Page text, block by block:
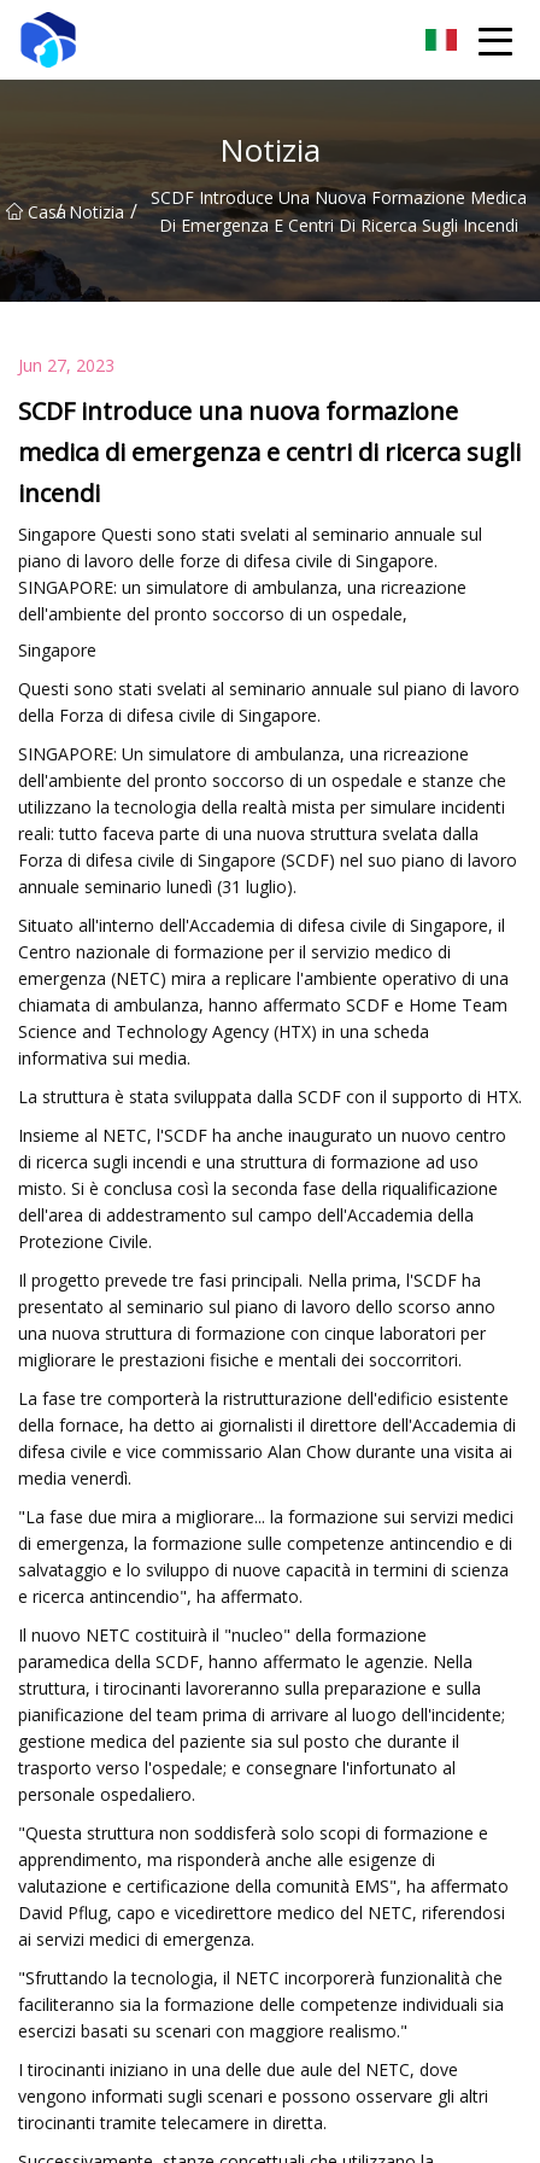
Notizia
Casa
/ Notizia / SCDF Introduce Una Nuova Formazione Medica
Di Emergenza E Centri Di Ricerca Sugli Incendi
Jun 27, 2023
SCDF introduce una nuova formazione
medica di emergenza e centri di ricerca sugli
incendi
Singapore Questi sono stati svelati al seminario annuale sul
piano di lavoro delle forze di difesa civile di Singapore.
SINGAPORE: un simulatore di ambulanza, una ricreazione
dell'ambiente del pronto soccorso di un ospedale,
Singapore
Questi sono stati svelati al seminario annuale sul piano di lavoro
della Forza di difesa civile di Singapore.
SINGAPORE: Un simulatore di ambulanza, una ricreazione
dell'ambiente del pronto soccorso di un ospedale e stanze che
utilizzano la tecnologia della realtà mista per simulare incidenti
reali: tutto faceva parte di una nuova struttura svelata dalla
Forza di difesa civile di Singapore (SCDF) nel suo piano di lavoro
annuale seminario lunedì (31 luglio).
Situato all'interno dell'Accademia di difesa civile di Singapore, il
Centro nazionale di formazione per il servizio medico di
emergenza (NETC) mira a replicare l'ambiente operativo di una
chiamata di ambulanza, hanno affermato SCDF e Home Team
Science and Technology Agency (HTX) in una scheda
informativa sui media.
La struttura è stata sviluppata dalla SCDF con il supporto di HTX.
Insieme al NETC, l'SCDF ha anche inaugurato un nuovo centro
di ricerca sugli incendi e una struttura di formazione ad uso
misto. Si è conclusa così la seconda fase della riqualificazione
dell'area di addestramento sul campo dell'Accademia della
Protezione Civile.
Il progetto prevede tre fasi principali. Nella prima, l'SCDF ha
presentato al seminario sul piano di lavoro dello scorso anno
una nuova struttura di formazione con cinque laboratori per
migliorare le prestazioni fisiche e mentali dei soccorritori.
La fase tre comporterà la ristrutturazione dell'edificio esistente
della fornace, ha detto ai giornalisti il ​​direttore dell'Accademia di
difesa civile e vice commissario Alan Chow durante una visita ai
media venerdì.
"La fase due mira a migliorare... la formazione sui servizi medici
di emergenza, la formazione sulle competenze antincendio e di
salvataggio e lo sviluppo di nuove capacità in termini di scienza
e ricerca antincendio", ha affermato.
Il nuovo NETC costituirà il "nucleo" della formazione
paramedica della SCDF, hanno affermato le agenzie. Nella
struttura, i tirocinanti lavoreranno sulla preparazione e sulla
pianificazione del team prima di arrivare al luogo dell'incidente;
gestione medica del paziente sia sul posto che durante il
trasporto verso l'ospedale; e consegnare l'infortunato al
personale ospedaliero.
"Questa struttura non soddisferà solo scopi di formazione e
apprendimento, ma risponderà anche alle esigenze di
valutazione e certificazione della comunità EMS", ha affermato
David Pflug, capo e vicedirettore medico del NETC, riferendosi
ai servizi medici di emergenza.
"Sfruttando la tecnologia, il NETC incorporerà funzionalità che
faciliteranno sia la formazione delle competenze individuali sia
esercizi basati su scenari con maggiore realismo."
I tirocinanti iniziano in una delle due aule del NETC, dove
vengono informati sugli scenari e possono osservare gli altri
tirocinanti tramite telecamere in diretta.